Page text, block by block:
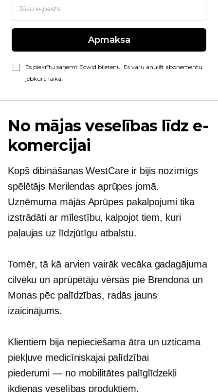
Apmaksa
Es piekrītu saņemt Ecwid biļetenu. Es varu anulēt abonementu
jebkurā laikā.
No mājas veselības līdz e-
komercijai
Kopš dibināšanas WestCare ir bijis nozīmīgs
spēlētājs Merilendas aprūpes jomā.
Uzņēmuma mājāsAprūpes pakalpojumi tika
izstrādāti ar mīlestību, kalpojot tiem, kuri
paļaujas uz līdzjūtīgu atbalstu.
Tomēr, tā kā arvien vairāk vecāka gadagājuma
cilvēku un aprūpētāju vērsās pie Brendona un
Monas pēc palīdzības, radās jauns
izaicinājums.
Klientiem bija nepieciešama ātra un uzticama
piekļuve medicīniskajai palīdzībai
piederumi — nomobilitātes palīglīdzekļi
ikdienas veselības produktiem.